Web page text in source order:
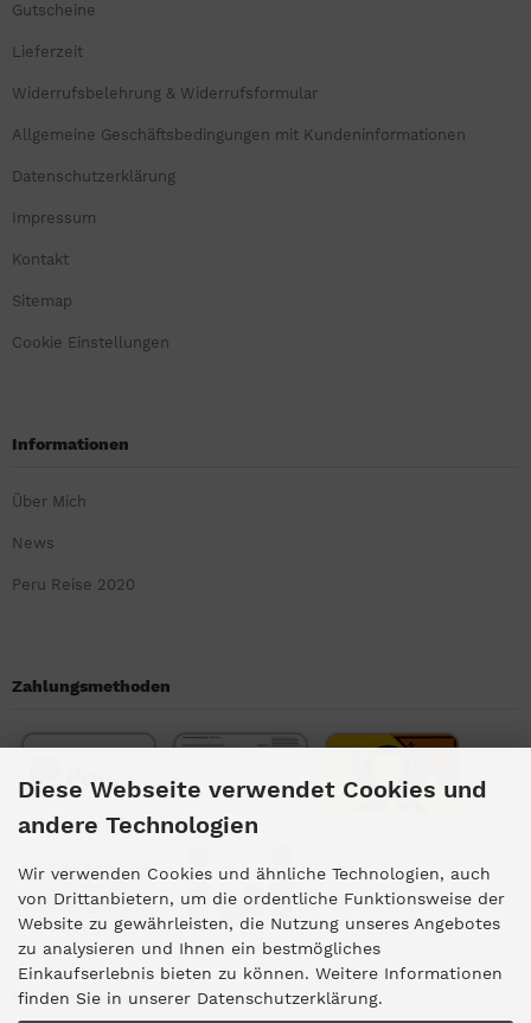
Gutscheine
Lieferzeit
Widerrufsbelehrung & Widerrufsformular
Allgemeine Geschäftsbedingungen mit Kundeninformationen
Datenschutzerklärung
Impressum
Kontakt
Sitemap
Cookie Einstellungen
Informationen
Über Mich
News
Peru Reise 2020
Zahlungsmethoden
Kundengruppe
Diese Webseite verwendet Cookies und
andere Technologien
Wir verwenden Cookies und ähnliche Technologien, auch
von Drittanbietern, um die ordentliche Funktionsweise der
Website zu gewährleisten, die Nutzung unseres Angebotes
zu analysieren und Ihnen ein bestmögliches
Einkaufserlebnis bieten zu können. Weitere Informationen
finden Sie in unserer Datenschutzerklärung.